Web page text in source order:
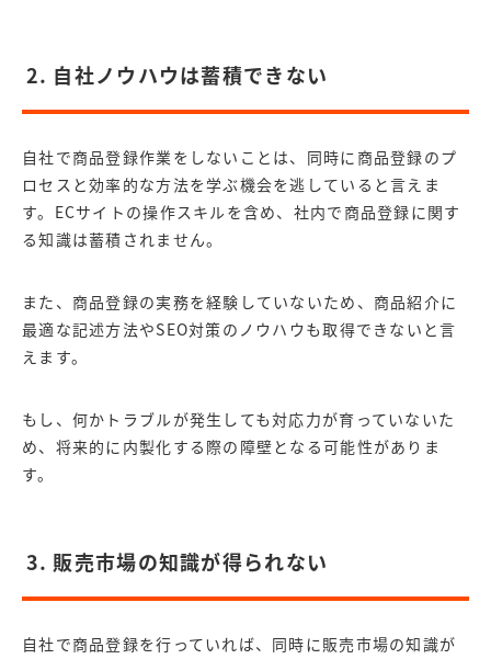
2. 自社ノウハウは蓄積できない
自社で商品登録作業をしないことは、同時に商品登録のプ
ロセスと効率的な方法を学ぶ機会を逃していると言えま
す。ECサイトの操作スキルを含め、社内で商品登録に関す
る知識は蓄積されません。
また、商品登録の実務を経験していないため、商品紹介に
最適な記述方法やSEO対策のノウハウも取得できないと言
えます。
もし、何かトラブルが発生しても対応力が育っていないた
め、将来的に内製化する際の障壁となる可能性がありま
す。
3. 販売市場の知識が得られない
自社で商品登録を行っていれば、同時に販売市場の知識が